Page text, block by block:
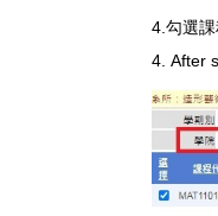
4.勾選課
4. After